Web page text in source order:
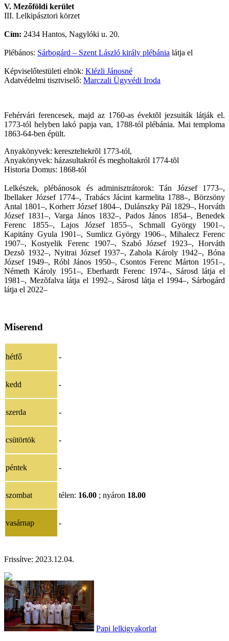
V. Mezőföldi kerület
III. Lelkipásztori körzet
Cím: 2434 Hantos, Nagylóki u. 20.
Plébános: Sárbogárd – Szent László király plébánia látja el
Képviselőtestületi elnök: Klézli Jánosné
Adatvédelmi tisztviselő: Marczali Ügyvédi Iroda
Fehérvári ferencesek, majd az 1760-as évektõl jezsuiták látják el.
1773-tól helyben lakó papja van, 1788-tól plébánia. Mai temploma
1863-64-ben épült.
Anyakönyvek: kereszteltekrõl 1773-tól,
Anyakönyvek: házasultakról és megholtakról 1774-tõl
Historia Domus: 1868-tól
Lelkészek, plébánosok és adminisztrátorok: Tán József 1773–,
Ibellaker József 1774–, Trabács Jácint karmelita 1788–, Börzsöny
Antal 1801–, Korherr József 1804–, Dulánszky Pál 1829–, Horváth
József 1831–, Varga János 1832–, Pados János 1854–, Benedek
Ferenc 1855–, Lajos József 1855–, Schmall György 1901–,
Kapitány Gyula 1901–, Sumlicz György 1906–, Mihalecz Ferenc
1907–, Kostyelik Ferenc 1907–, Szabó József 1923–, Horváth
Dezsõ 1932–, Nyitrai József 1937–, Zahola Károly 1942–, Bóna
József 1949–, Róbl János 1950–, Csontos Ferenc Márton 1951–,
Németh Károly 1951–, Eberhardt Ferenc 1974–, Sárosd látja el
1981–, Mezõfalva látja el 1992–, Sárosd látja el 1994–, Sárbogárd
látja el 2022–
Miserend
hétfő -
kedd -
szerda -
csütörtök -
péntek -
szombat télen: 16.00 ; nyáron 18.00
vasárnap -
Frissítve: 2023.12.04.
Papi lelkigyakorlat